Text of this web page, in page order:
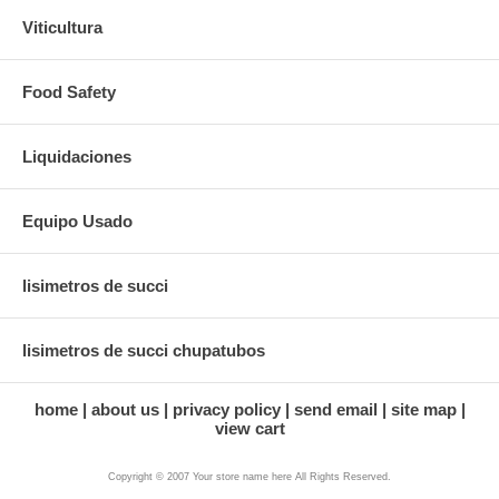
Viticultura
Food Safety
Liquidaciones
Equipo Usado
lisimetros de succi
lisimetros de succi chupatubos
home about us privacy policy send email
site map
view cart
Copyright © 2007 Your store name here All Rights Reserved.